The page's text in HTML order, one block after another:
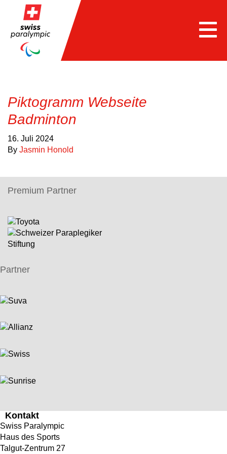
Piktogramm Webseite
Badminton
16. Juli 2024
By Jasmin Honold
Premium Partner
Partner
Kontakt
Swiss Paralympic
Haus des Sports
Talgut-Zentrum 27